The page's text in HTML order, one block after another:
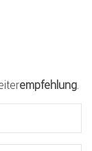
empfehlung.